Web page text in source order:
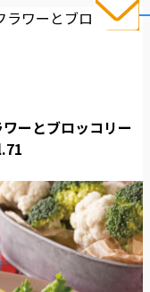
ラワーとブロッコリ
ーとブロッコリー